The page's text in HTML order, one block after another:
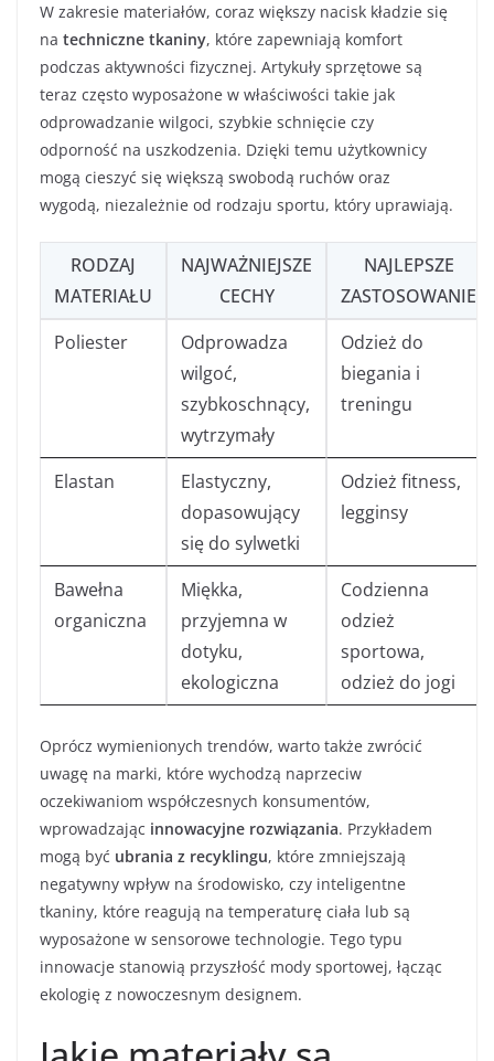
W zakresie materiałów, coraz większy nacisk kładzie się
na techniczne tkaniny, które zapewniają komfort
podczas aktywności fizycznej. Artykuły sprzętowe są
teraz często wyposażone w właściwości takie jak
odprowadzanie wilgoci, szybkie schnięcie czy
odporność na uszkodzenia. Dzięki temu użytkownicy
mogą cieszyć się większą swobodą ruchów oraz
wygodą, niezależnie od rodzaju sportu, który uprawiają.
RODZAJ
MATERIAŁU
NAJWAŻNIEJSZE
CECHY
NAJLEPSZE
ZASTOSOWANIE
Poliester
Odprowadza
wilgoć,
szybkoschnący,
wytrzymały
Odzież do
biegania i
treningu
Elastan
Elastyczny,
dopasowujący
się do sylwetki
Odzież fitness,
legginsy
Bawełna
organiczna
Miękka,
przyjemna w
dotyku,
ekologiczna
Codzienna
odzież
sportowa,
odzież do jogi
Oprócz wymienionych trendów, warto także zwrócić
uwagę na marki, które wychodzą naprzeciw
oczekiwaniom współczesnych konsumentów,
wprowadzając innowacyjne rozwiązania. Przykładem
mogą być ubrania z recyklingu, które zmniejszają
negatywny wpływ na środowisko, czy inteligentne
tkaniny, które reagują na temperaturę ciała lub są
wyposażone w sensorowe technologie. Tego typu
innowacje stanowią przyszłość mody sportowej, łącząc
ekologię z nowoczesnym designem.